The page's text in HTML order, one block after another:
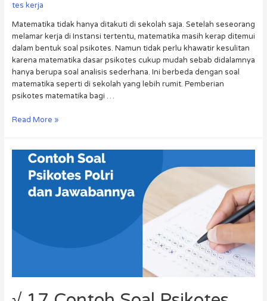
tes kerja
Matematika tidak hanya ditakuti di sekolah saja. Setelah seseorang
melamar kerja di Instansi tertentu, matematika masih kerap ditemui
dalam bentuk soal psikotes. Namun tidak perlu khawatir kesulitan
karena matematika dasar psikotes cukup mudah sebab didalamnya
hanya berupa soal analisis sederhana. Ini berbeda dengan soal
matematika seperti di sekolah yang lebih rumit. Pemberian
psikotes matematika bagi …
Read More »